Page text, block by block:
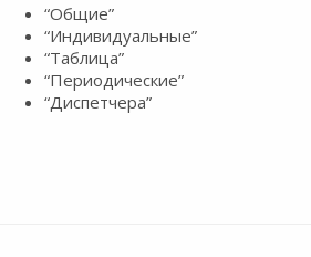
“Общие”
“Индивидуальные”
“Таблица”
“Периодические”
“Диспетчера”